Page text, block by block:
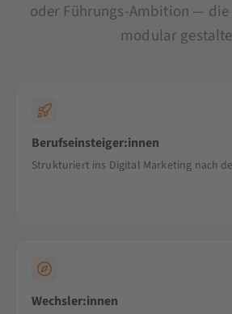
oder Führungs-Ambition — die
modular
Berufseinsteiger:innen
Strukturiert ins Digital Marketing nach
Wechsler:innen